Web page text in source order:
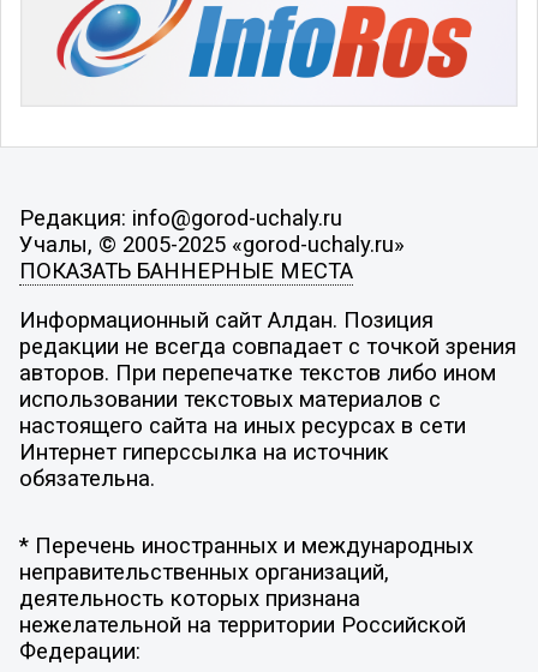
Редакция: info@gorod-uchaly.ru
Учалы, © 2005-2025 «gorod-uchaly.ru»
ПОКАЗАТЬ БАННЕРНЫЕ МЕСТА
Информационный сайт Алдан. Позиция
редакции не всегда совпадает с точкой зрения
авторов. При перепечатке текстов либо ином
использовании текстовых материалов с
настоящего сайта на иных ресурсах в сети
Интернет гиперссылка на источник
обязательна.
* Перечень иностранных и международных
неправительственных организаций,
деятельность которых признана
нежелательной на территории Российской
Федерации: